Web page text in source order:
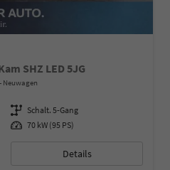
SHZ LED 5JG
Neuwagen
Getriebe Schalt. 5-Gang
Leistung 70 kW (95 PS)
Details